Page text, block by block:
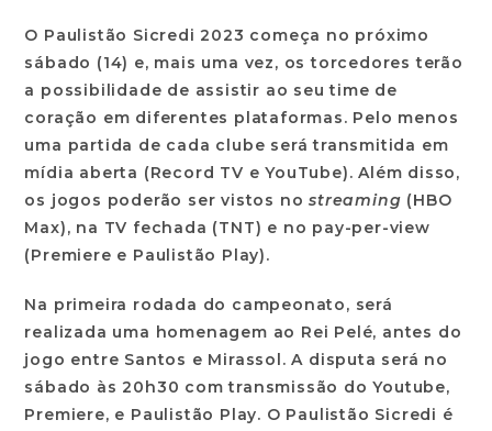
O Paulistão Sicredi 2023 começa no próximo
sábado (14) e, mais uma vez, os torcedores terão
a possibilidade de assistir ao seu time de
coração em diferentes plataformas. Pelo menos
uma partida de cada clube será transmitida em
mídia aberta (Record TV e YouTube). Além disso,
os jogos poderão ser vistos nostreaming (HBO
Max), na TV fechada (TNT) e no pay-per-view
(Premiere e Paulistão Play).
Na primeira rodada do campeonato, será
realizada uma homenagem ao Rei Pelé, antes do
jogo entre Santos e Mirassol. A disputa será no
sábado às 20h30 com transmissão do Youtube,
Premiere, e Paulistão Play. O Paulistão Sicredi é